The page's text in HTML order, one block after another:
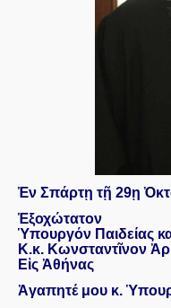
Ἐν Σπάρτῃ τῇ 29ῃ
Ἐξοχώτατον
Ὑπουργόν Παιδείας
Κ.κ. Κωνσταντῖνον
Εἰς Ἀθήνας
Ἀγαπητέ μου κ.